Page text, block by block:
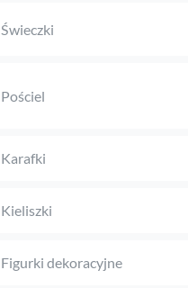
Świeczki
Pościel
Karafki
Kieliszki
Figurki dekoracyjne